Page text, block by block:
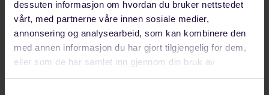
dessuten informasjon om hvordan du bruker nettstedet
vårt, med partnerne våre innen sosiale medier,
annonsering og analysearbeid, som kan kombinere den
med annen informasjon du har gjort tilgjengelig for dem,
eller som de har samlet inn gjennom din bruk av
AUGUST 08, 2026
Her deltar vi på Arendalsuka 2026
Forbundet Styrke deltar på Arendalsuka 10-14.
august. Se oversikt over hvilke arrangement vi er